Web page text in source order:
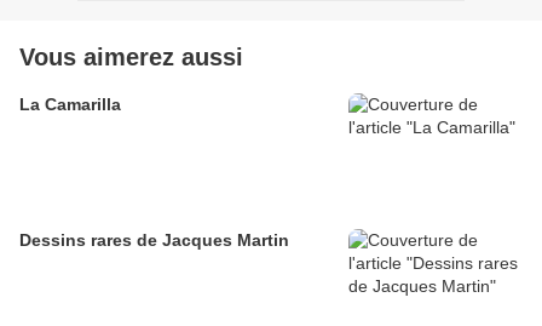
Vous aimerez aussi
La Camarilla
Dessins rares de Jacques Martin